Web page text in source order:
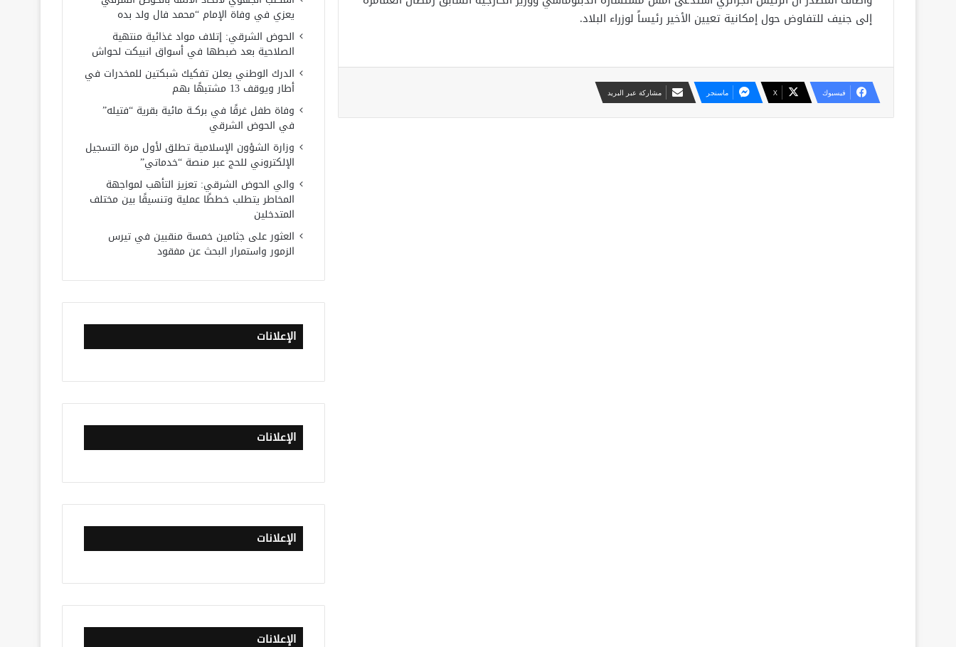
إلى جنيف للتفاوض حول إمكانية تعيين الأخير رئيساً لوزراء البلاد.
فيسبوك X ماسنجر مشاركة عبر البريد
يعزي في وفاة الإمام “محمد فال ولد بده
الحوض الشرقي: إتلاف مواد غذائية منتهية
الصلاحية بعد ضبطها في أسواق انبيكت لحواش
الدرك الوطني يعلن تفكيك شبكتين للمخدرات في
أطار ويوقف 13 مشتبهًا بهم
وفاة طفل غرقًا في بركــة مائية بقرية “فتيله”
في الحوض الشرقي
وزارة الشؤون الإسلامية تطلق لأول مرة التسجيل
الإلكتروني للحج عبر منصة “خدماتي”
والي الحوض الشرقي: تعزيز التأهب لمواجهة
المخاطر يتطلب خططًا عملية وتنسيقًا بين مختلف
المتدخلين
العثور على جثامين خمسة منقبين في تيرس
الزمور واستمرار البحث عن مفقود
الإعلانات
الإعلانات
الإعلانات
الإعلانات